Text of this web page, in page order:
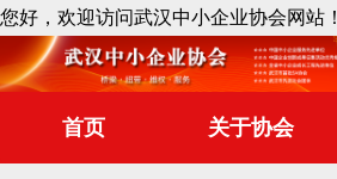
您好，欢迎访问武汉中小企业协会网站！
首页 关于协会